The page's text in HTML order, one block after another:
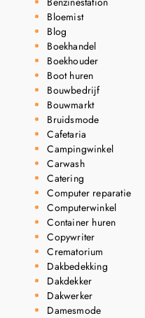
Bloemist
Blog
Boekhandel
Boekhouder
Boot huren
Bouwbedrijf
Bouwmarkt
Bruidsmode
Cafetaria
Campingwinkel
Carwash
Catering
Computer reparatie
Computerwinkel
Container huren
Copywriter
Crematorium
Dakbedekking
Dakdekker
Dakwerker
Damesmode